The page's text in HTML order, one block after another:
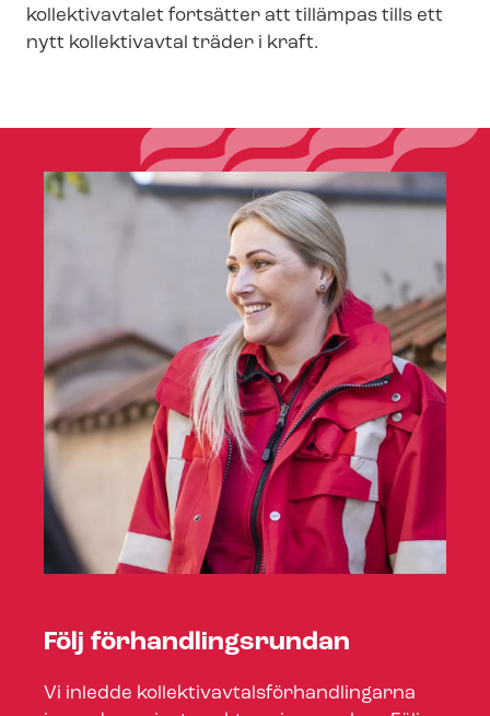
kollektivavtalet fortsätter att tillämpas tills ett
nytt kollektivavtal träder i kraft.
Följ för­hand­lings­run­dan
Vi inledde kol­lek­tivav­tals­för­hand­ling­ar­na